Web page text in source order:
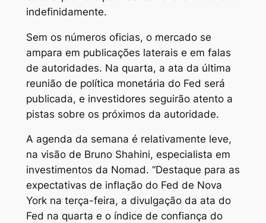
indefinidamente.
Sem os números oficias, o mercado se
ampara em publicações laterais e em falas
de autoridades. Na quarta, a ata da última
reunião de política monetária do Fed será
publicada, e investidores seguirão atento a
pistas sobre os próximos da autoridade.
A agenda da semana é relativamente leve,
na visão de Bruno Shahini, especialista em
investimentos da Nomad. “Destaque para as
expectativas de inflação do Fed de Nova
York na terça-feira, a divulgação da ata do
Fed na quarta e o índice de confiança do